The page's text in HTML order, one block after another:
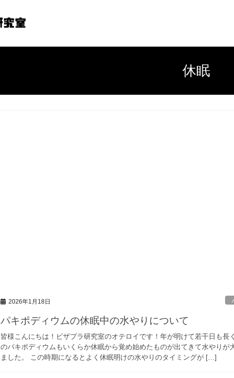
休眠
2026年1月18日
パキポディウムの休眠中の水やりについて
皆様こんにちは！ビザプラ研究室のオテロイです！年が明けて若干日も長
のパキポディウムもいくらか休眠から覚め始めたものが出てきて水やりが
ました。 この時期になるとよく休眠明けの水やりのタイミングが […]